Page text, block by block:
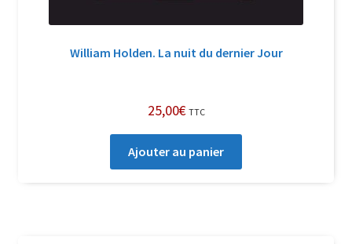
William Holden. La nuit du dernier Jour
25,00€ TTC
Ajouter au panier